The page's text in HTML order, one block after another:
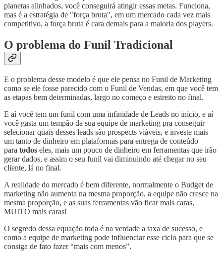
planetas alinhados, você conseguirá atingir essas metas. Funciona,
mas é a estratégia de "força bruta", em um mercado cada vez mais
competitivo, a força bruta é cara demais para a maioria dos players.
O problema do Funil Tradicional
E o problema desse modelo é que ele pensa no Funil de Marketing
como se ele fosse parecido com o Funil de Vendas, em que você tem
as etapas bem determinadas, largo no começo e estreito no final.
E aí você tem um funil com uma infinidade de Leads no início, e aí
você gasta um tempão da sua equipe de marketing pra conseguir
selecionar quais desses leads são prospects viáveis, e investe mais
um tanto de dinheiro em plataformas para entrega de conteúdo
para todos eles, mais um pouco de dinheiro em ferramentas que irão
gerar dados, e assim o seu funil vai diminuindo até chegar no seu
cliente, lá no final.
A realidade do mercado é bem diferente, normalmente o Budget de
marketing não aumenta na mesma proporção, a equipe não cresce na
mesma proporção, e as suas ferramentas vão ficar mais caras,
MUITO mais caras!
O segredo dessa equação toda é na verdade a taxa de sucesso, e
como a equipe de marketing pode influenciar esse ciclo para que se
consiga de fato fazer “mais com menos”.